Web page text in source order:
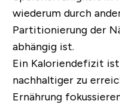
wiederum durch
Partitionierung der
abhängig ist.
Ein Kaloriendefizit
nachhaltiger zu
Ernährung